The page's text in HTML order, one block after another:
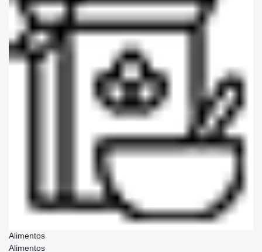
Alimentos
Alimentos